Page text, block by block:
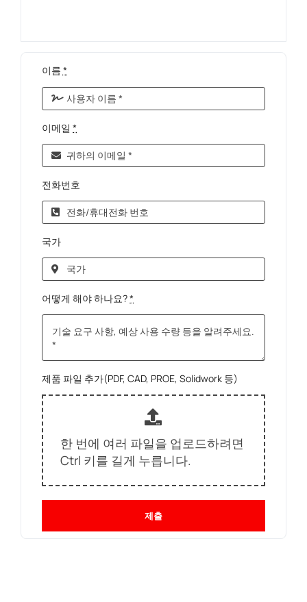
이름 *
이메일 *
전화번호
국가
어떻게 해야 하나요?*
제품 파일 추가(PDF, CAD, PROE, Solidwork 등)
한 번에 여러 파일을 업로드하려면
Ctrl 키를 길게 누릅니다.
제출